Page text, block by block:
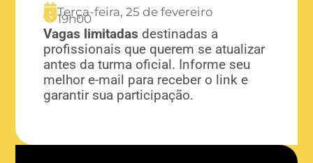
Terça-feira, 25 de fevereiro
19h00
Vagas limitadas destinadas a
profissionais que querem se atualizar
antes da turma oficial. Informe seu
melhor e-mail para receber o link e
garantir sua participação.